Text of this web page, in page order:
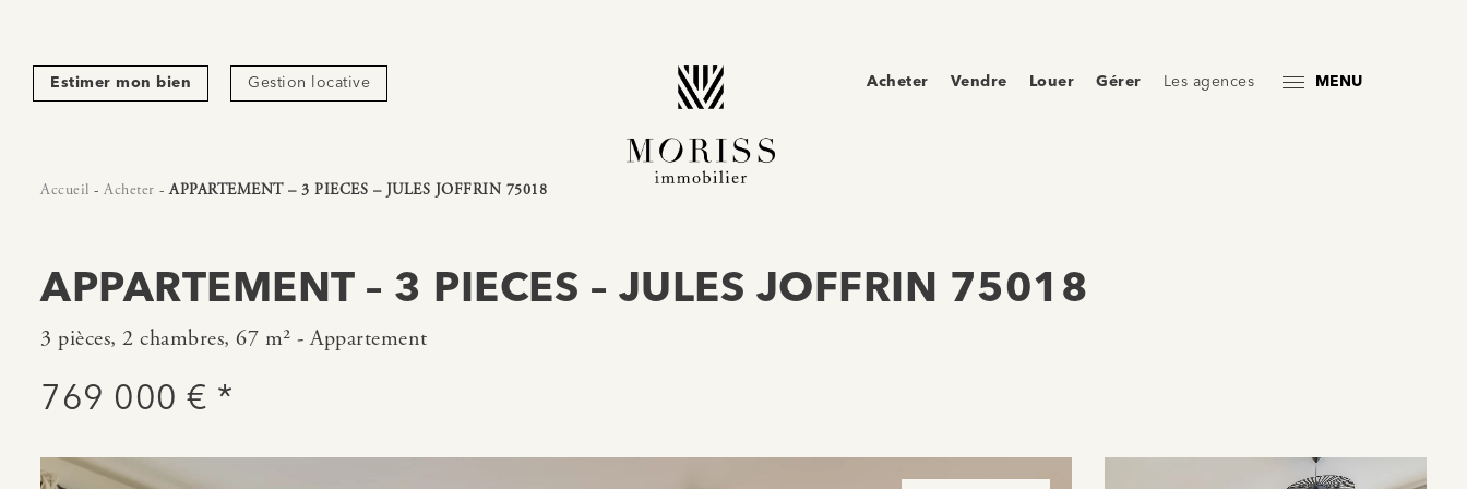
Estimer mon bien Gestion locative Acheter Vendre Louer Gérer Les agences MENU
Accueil - Acheter -APPARTEMENT – 3 PIECES – JULES JOFFRIN 75018
APPARTEMENT – 3 PIECES – JULES JOFFRIN 75018
3 pièces, 2 chambres, 67 m² - Appartement
769 000 € *